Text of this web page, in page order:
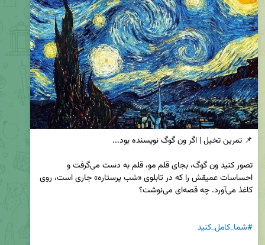
#شما_کامل_کنید